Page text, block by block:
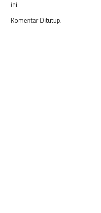
ini.
Komentar Ditutup.